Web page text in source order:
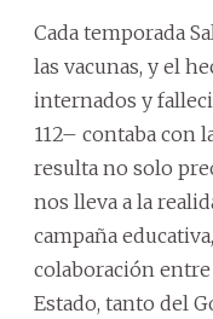
Cada temporada
las vacunas, y el
internados y
112– contaba con
resulta no solo
nos lleva a la
campaña
colaboración
Estado, tanto del